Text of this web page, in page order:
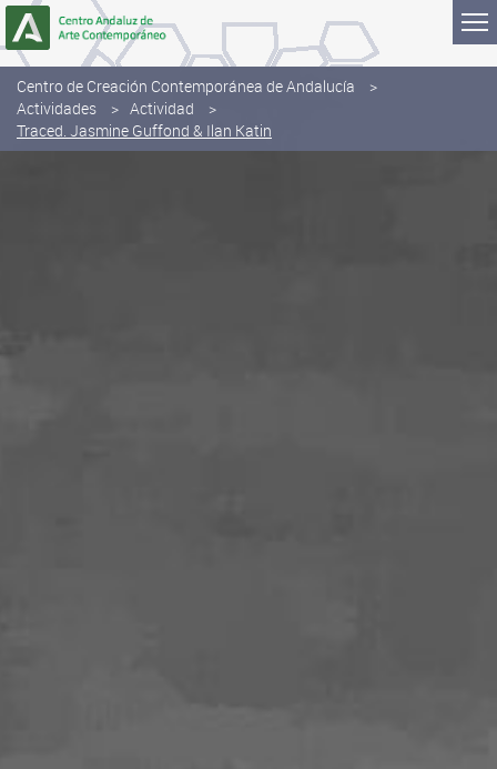
Saltar al contenido
Centro de Creación Contemporánea de Andalucía
Actividades
Actividad
Traced. Jasmine Guffond & Ilan Katin